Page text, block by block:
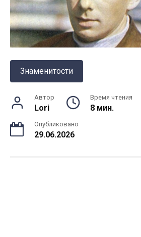
Знаменитости
Автор
Lori
Время чтения
8 мин.
Опубликовано
29.06.2026